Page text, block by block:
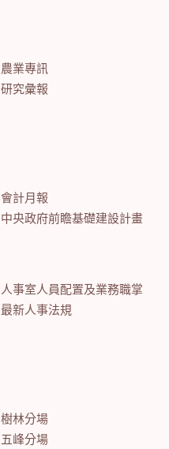
農業專訊
研究彙報
會計月報
中央政府前瞻基礎建設計畫特別預算會計月報
人事室人員配置及業務職掌
最新人事法規
樹林分場
五峰分場